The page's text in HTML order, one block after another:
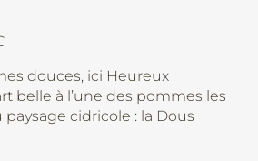
douces, ici Heureux
belle à l’une des pommes les
cidricole : la Dous